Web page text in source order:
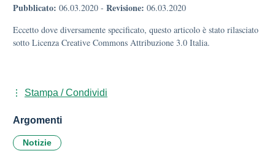
Pubblicato: 06.03.2020 - Revisione: 06.03.2020
Eccetto dove diversamente specificato, questo articolo è stato rilasciato
sotto Licenza Creative Commons Attribuzione 3.0 Italia.
Stampa / Condividi
Argomenti
Notizie